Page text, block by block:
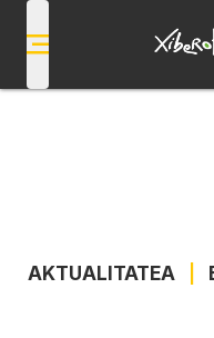
AKTUALITATEA